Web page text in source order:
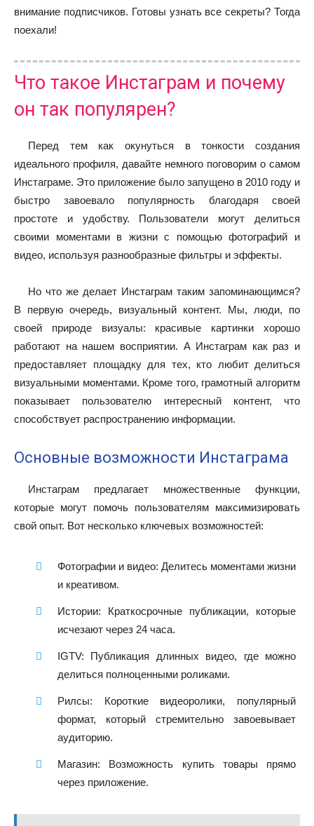
внимание подписчиков. Готовы узнать все секреты? Тогда
поехали!
Что такое Инстаграм и почему
он так популярен?
Перед тем как окунуться в тонкости создания
идеального профиля, давайте немного поговорим о самом
Инстаграме. Это приложение было запущено в 2010 году и
быстро завоевало популярность благодаря своей
простоте и удобству. Пользователи могут делиться
своими моментами в жизни с помощью фотографий и
видео, используя разнообразные фильтры и эффекты.
Но что же делает Инстаграм таким запоминающимся?
В первую очередь, визуальный контент. Мы, люди, по
своей природе визуалы: красивые картинки хорошо
работают на нашем восприятии. А Инстаграм как раз и
предоставляет площадку для тех, кто любит делиться
визуальными моментами. Кроме того, грамотный алгоритм
показывает пользователю интересный контент, что
способствует распространению информации.
Основные возможности Инстаграма
Инстаграм предлагает множественные функции,
которые могут помочь пользователям максимизировать
свой опыт. Вот несколько ключевых возможностей:
Фотографии и видео: Делитесь моментами жизни
и креативом.
Истории: Краткосрочные публикации, которые
исчезают через 24 часа.
IGTV: Публикация длинных видео, где можно
делиться полноценными роликами.
Рилсы: Короткие видеоролики, популярный
формат, который стремительно завоевывает
аудиторию.
Магазин: Возможность купить товары прямо
через приложение.